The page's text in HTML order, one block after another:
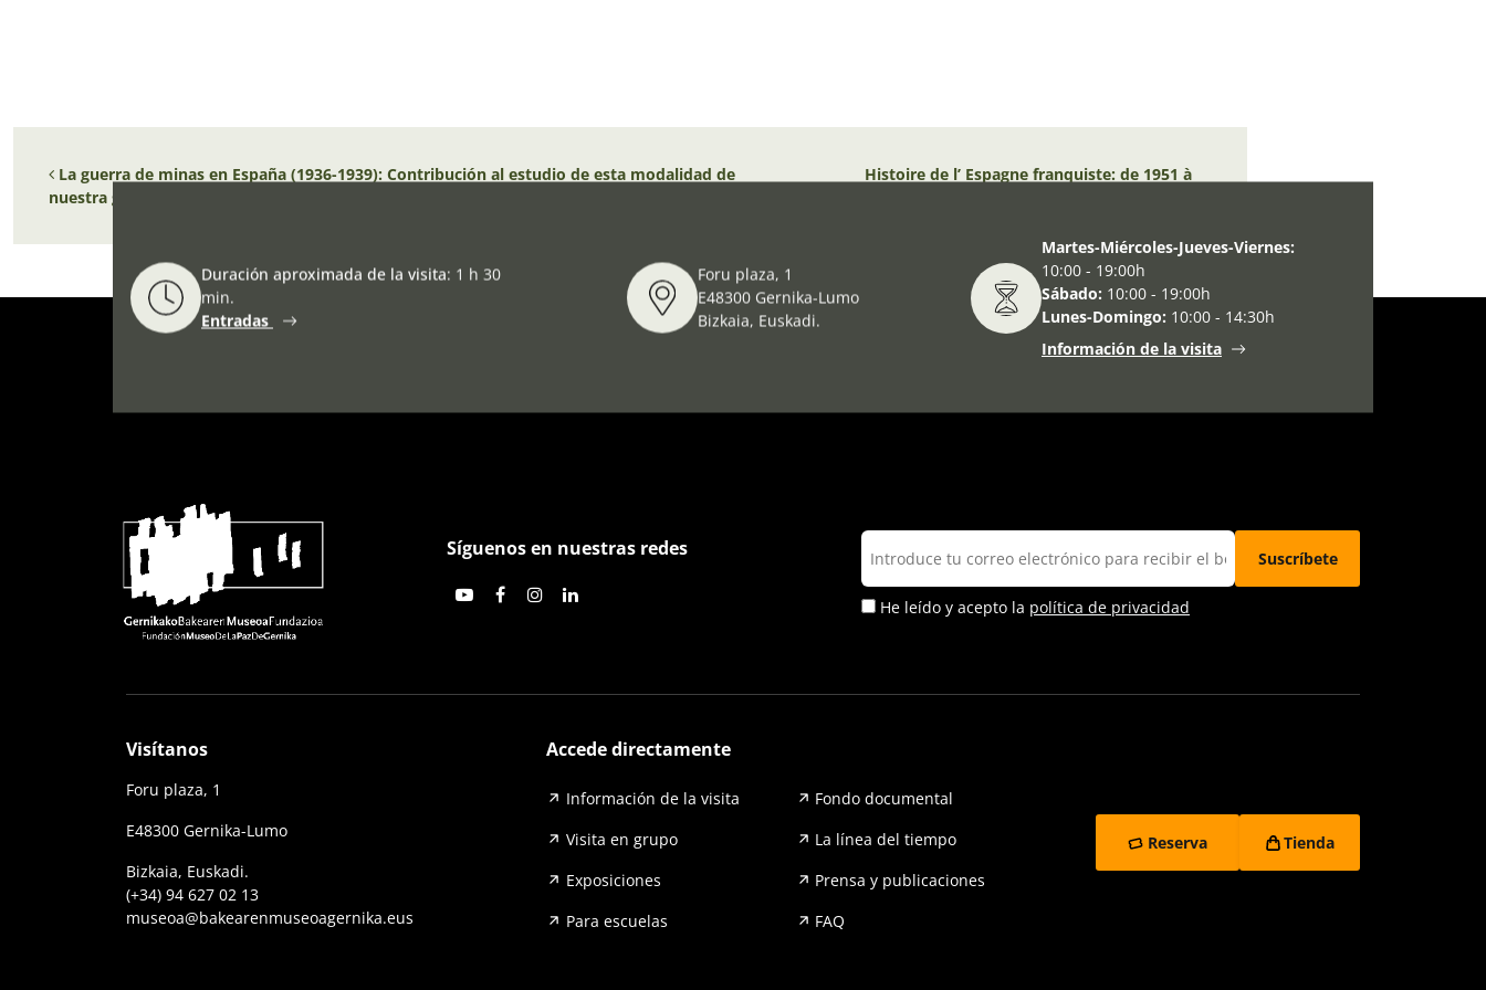
Navegación de entradas
La guerra de minas en España (1936-1939): Contribución al estudio de esta modalidad de
nuestra guerra de la liberación
Histoire de l’ Espagne franquiste: de 1951 à
Duración aproximada de la visita: 1 h 30
min.
Entradas
Foru plaza, 1
E48300 Gernika-Lumo
Bizkaia, Euskadi.
Martes-Miércoles-Jueves-Viernes:
10:00 - 19:00h
Sábado: 10:00 - 19:00h
Lunes-Domingo: 10:00 - 14:30h
Información de la visita
Síguenos en nuestras redes
He leído y acepto la política de privacidad
Visítanos
Foru plaza, 1
E48300 Gernika-Lumo
Bizkaia, Euskadi.
(+34) 94 627 02 13
museoa@bakearenmuseoagernika.eus
Accede directamente
Información de la visita
Fondo documental
Visita en grupo
La línea del tiempo
Exposiciones
Prensa y publicaciones
Para escuelas
FAQ
Reserva Tienda